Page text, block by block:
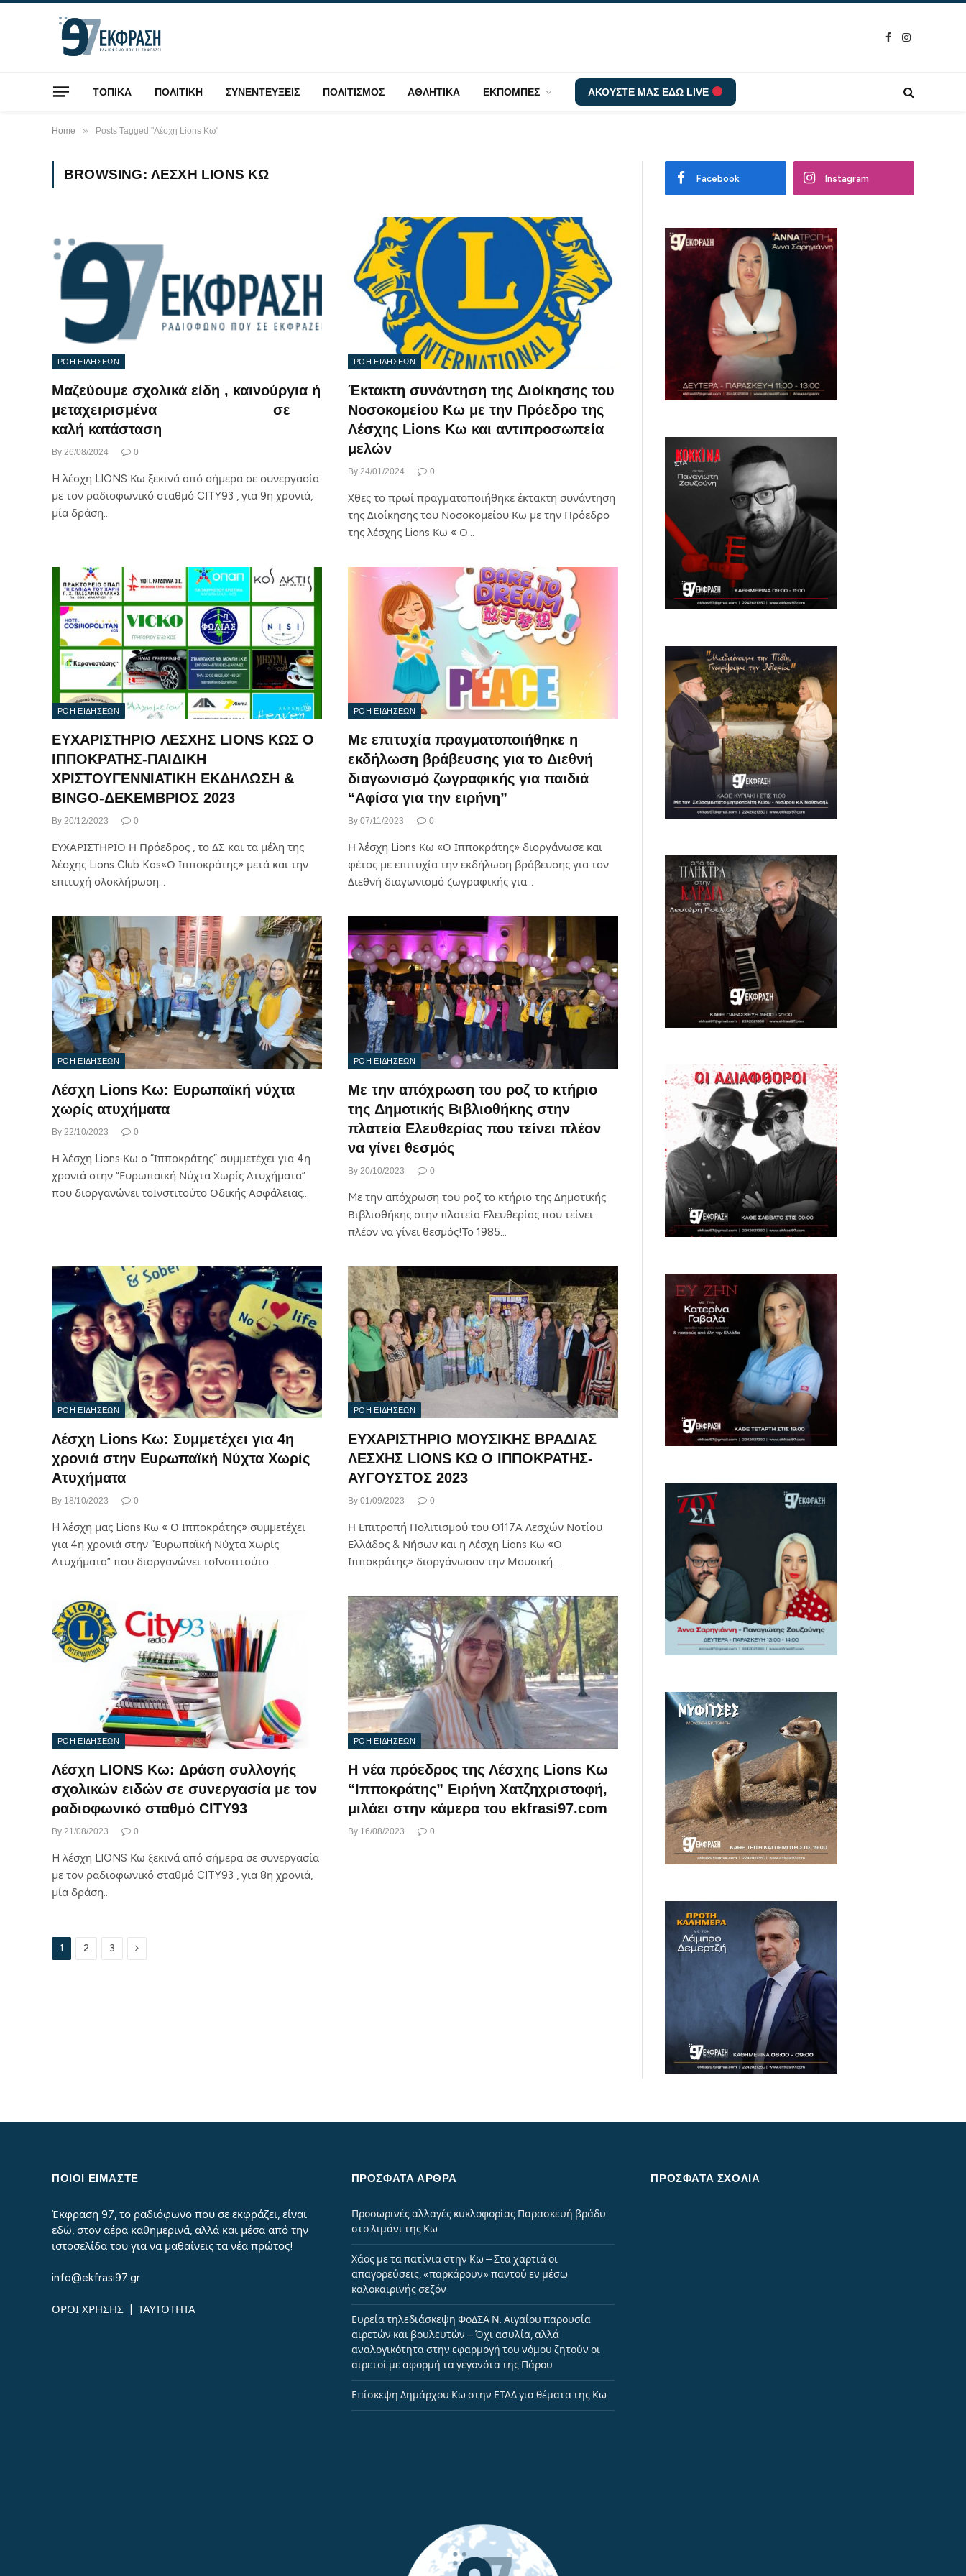
Facebook
Instagram
ΤΟΠΙΚΑ ΠΟΛΙΤΙΚΗ ΣΥΝΕΝΤΕΥΞΕΙΣ ΠΟΛΙΤΙΣΜΟΣ ΑΘΛΗΤΙΚΑ ΕΚΠΟΜΠΕΣ ΑΚΟΥΣΤΕ ΜΑΣ ΕΔΩ LIVE
Home » Posts Tagged "Λέσχη Lions Κω"
BROWSING: ΛΈΣΧΗ LIONS ΚΩ
ΡΟΗ ΕΙΔΗΣΕΩΝ
Μαζεύουμε σχολικά είδη , καινούργια ή
μεταχειρισμένα σε
καλή κατάσταση
By 26/08/2024 0
H λέσχη LIONS Κω ξεκινά από σήμερα σε συνεργασία
με τον ραδιοφωνικό σταθμό CITY93 , για 9η χρονιά,
μία δράση…
ΡΟΗ ΕΙΔΗΣΕΩΝ
Έκτακτη συνάντηση της Διοίκησης του
Νοσοκομείου Κω με την Πρόεδρο της
Λέσχης Lions Κω και αντιπροσωπεία
μελών
By 24/01/2024 0
Χθες το πρωί πραγματοποιήθηκε έκτακτη συνάντηση
της Διοίκησης του Νοσοκομείου Κω με την Πρόεδρο
της λέσχης Lions Κω « Ο…
ΡΟΗ ΕΙΔΗΣΕΩΝ
ΕΥΧΑΡΙΣΤΗΡΙΟ ΛΕΣΧΗΣ LIONS ΚΩΣ Ο
ΙΠΠΟΚΡΑΤΗΣ-ΠΑΙΔΙΚΗ
ΧΡΙΣΤΟΥΓΕΝΝΙΑΤΙΚΗ ΕΚΔΗΛΩΣΗ &
BINGO-ΔΕΚΕΜΒΡΙΟΣ 2023
By 20/12/2023 0
ΕΥΧΑΡΙΣΤΗΡΙΟ Η Πρόεδρος , το ΔΣ και τα μέλη της
λέσχης Lions Club Kos«Ο Ιπποκράτης» μετά και την
επιτυχή ολοκλήρωση…
ΡΟΗ ΕΙΔΗΣΕΩΝ
Με επιτυχία πραγματοποιήθηκε η
εκδήλωση βράβευσης για το Διεθνή
διαγωνισμό ζωγραφικής για παιδιά
“Αφίσα για την ειρήνη”
By 07/11/2023 0
Η λέσχη Lions Κω «Ο Ιπποκράτης» διοργάνωσε και
φέτος με επιτυχία την εκδήλωση βράβευσης για τον
Διεθνή διαγωνισμό ζωγραφικής για…
ΡΟΗ ΕΙΔΗΣΕΩΝ
Λέσχη Lions Κω: Ευρωπαϊκή νύχτα
χωρίς ατυχήματα
By 22/10/2023 0
Η λέσχη Lions Κω ο “Ιπποκράτης” συμμετέχει για 4η
χρονιά στην “Ευρωπαϊκή Νύχτα Χωρίς Ατυχήματα”
που διοργανώνει τοΙνστιτούτο Οδικής Ασφάλειας…
ΡΟΗ ΕΙΔΗΣΕΩΝ
Mε την απόχρωση του ροζ το κτήριο
της Δημοτικής Βιβλιοθήκης στην
πλατεία Ελευθερίας που τείνει πλέον
να γίνει θεσμός
By 20/10/2023 0
Mε την απόχρωση του ροζ το κτήριο της Δημοτικής
Βιβλιοθήκης στην πλατεία Ελευθερίας που τείνει
πλέον να γίνει θεσμός!Το 1985…
ΡΟΗ ΕΙΔΗΣΕΩΝ
Λέσχη Lions Κω: Συμμετέχει για 4η
χρονιά στην Ευρωπαϊκή Νύχτα Χωρίς
Ατυχήματα
By 18/10/2023 0
H λέσχη μας Lions Κω « Ο Ιπποκράτης» συμμετέχει
για 4η χρονιά στην “Ευρωπαϊκή Νύχτα Χωρίς
Ατυχήματα” που διοργανώνει τοΙνστιτούτο…
ΡΟΗ ΕΙΔΗΣΕΩΝ
ΕΥΧΑΡΙΣΤΗΡΙΟ ΜΟΥΣΙΚΗΣ ΒΡΑΔΙΑΣ
ΛΕΣΧΗΣ LIONS ΚΩ Ο ΙΠΠΟΚΡΑΤΗΣ-
ΑΥΓΟΥΣΤΟΣ 2023
By 01/09/2023 0
Η Επιτροπή Πολιτισμού του Θ117Α Λεσχών Νοτίου
Ελλάδος & Νήσων και η Λέσχη Lions Κω «Ο
Ιπποκράτης» διοργάνωσαν την Μουσική…
ΡΟΗ ΕΙΔΗΣΕΩΝ
Λέσχη LIONS Κω: Δράση συλλογής
σχολικών ειδών σε συνεργασία με τον
ραδιοφωνικό σταθμό CITY93
By 21/08/2023 0
H λέσχη LIONS Κω ξεκινά από σήμερα σε συνεργασία
με τον ραδιοφωνικό σταθμό CITY93 , για 8η χρονιά,
μία δράση…
ΡΟΗ ΕΙΔΗΣΕΩΝ
Η νέα πρόεδρος της Λέσχης Lions Kω
“Ιπποκράτης” Ειρήνη Χατζηχριστοφή,
μιλάει στην κάμερα του ekfrasi97.com
By 16/08/2023 0
1 2 3 Next
Facebook Instagram
ΠΟΙΟΙ ΕΙΜΑΣΤΕ
Έκφραση 97, το ραδιόφωνο που σε εκφράζει, είναι
εδώ, στον αέρα καθημερινά, αλλά και μέσα από την
ιστοσελίδα του για να μαθαίνεις τα νέα πρώτος!
info@ekfrasi97.gr
ΟΡΟΙ ΧΡΗΣΗΣ ΤΑΥΤΟΤΗΤΑ
ΠΡΌΣΦΑΤΑ ΆΡΘΡΑ
Προσωρινές αλλαγές κυκλοφορίας Παρασκευή βράδυ
στο λιμάνι της Κω
Χάος με τα πατίνια στην Κω – Στα χαρτιά οι
απαγορεύσεις, «παρκάρουν» παντού εν μέσω
καλοκαιρινής σεζόν
Ευρεία τηλεδιάσκεψη ΦοΔΣΑ Ν. Αιγαίου παρουσία
αιρετών και βουλευτών – Όχι ασυλία, αλλά
αναλογικότητα στην εφαρμογή του νόμου ζητούν οι
αιρετοί με αφορμή τα γεγονότα της Πάρου
Επίσκεψη Δημάρχου Κω στην ΕΤΑΔ για θέματα της Κω
ΠΡΌΣΦΑΤΑ ΣΧΌΛΙΑ